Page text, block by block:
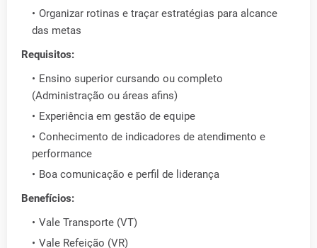
Organizar rotinas e traçar estratégias para alcance
das metas
Requisitos:
Ensino superior cursando ou completo
(Administração ou áreas afins)
Experiência em gestão de equipe
Conhecimento de indicadores de atendimento e
performance
Boa comunicação e perfil de liderança
Benefícios:
Vale Transporte (VT)
Vale Refeição (VR)